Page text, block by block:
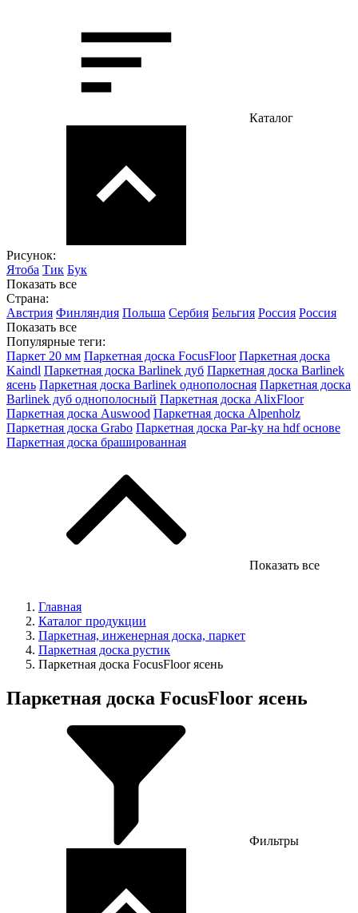
Каталог
Рисунок:
Ятоба Тик Бук
Показать все
Страна:
Австрия Финляндия Польша Сербия Бельгия Россия Россия
Показать все
Популярные теги:
Паркет 20 мм Паркетная доска FocusFloor Паркетная доска
Kaindl Паркетная доска Barlinek дуб Паркетная доска Barlinek
ясень Паркетная доска Barlinek однополосная Паркетная доска
Barlinek дуб однополосный Паркетная доска AlixFloor
Паркетная доска Auswood Паркетная доска Alpenholz
Паркетная доска Grabo Паркетная доска Par-ky на hdf основе
Паркетная доска брашированная
Показать все
Главная
Каталог продукции
Паркетная, инженерная доска, паркет
Паркетная доска рустик
Паркетная доска FocusFloor ясень
Паркетная доска FocusFloor ясень
Фильтры